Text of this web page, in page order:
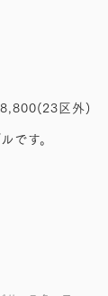
区外)
です。